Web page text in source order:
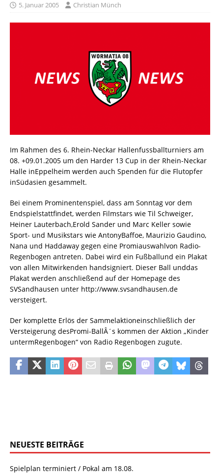
5. Januar 2005 Christian Münch
Im Rahmen des 6. Rhein-Neckar Hallenfussballturniers am
08. +09.01.2005 um den Harder 13 Cup in der Rhein-Neckar
Halle inEppelheim werden auch Spenden für die Flutopfer
inSüdasien gesammelt.
Bei einem Prominentenspiel, dass am Sonntag vor dem
Endspielstattfindet, werden Filmstars wie Til Schweiger,
Heiner Lauterbach,Erold Sander und Marc Keller sowie
Sport- und Musikstars wie AntonyBaffoe, Maurizio Gaudino,
Nana und Haddaway gegen eine Promiauswahlvon Radio-
Regenbogen antreten. Dabei wird ein Fußballund ein Plakat
von allen Mitwirkenden handsigniert. Dieser Ball unddas
Plakat werden anschließend auf der Homepage des
SVSandhausen unter http://www.svsandhausen.de
versteigert.
Der komplette Erlös der Sammelaktioneinschließlich der
Versteigerung desPromi-BallÂ´s kommen der Aktion „Kinder
untermRegenbogen“ von Radio Regenbogen zugute.
NEUESTE BEITRÄGE
Spielplan terminiert / Pokal am 18.08.